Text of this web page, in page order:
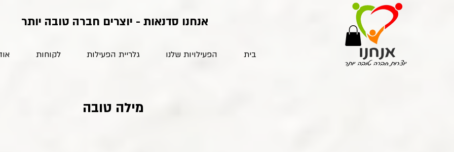
אנחנו סדנאות - יוצרים חברה טובה יותר
בית הפעילויות שלנו גלריית הפעילות לקוחות
מילה טובה